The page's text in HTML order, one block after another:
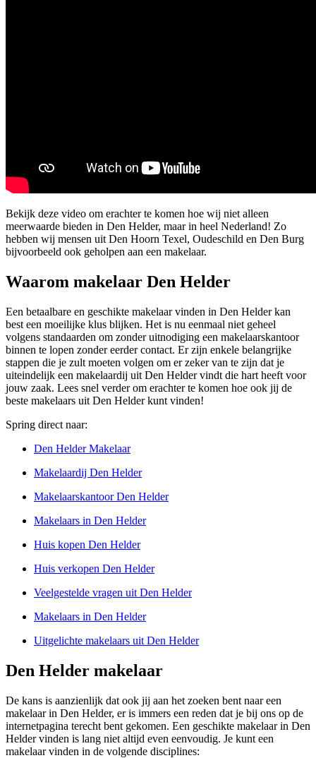
Bekijk deze video om erachter te komen hoe wij niet alleen
meerwaarde bieden in Den Helder, maar in heel Nederland! Zo
hebben wij mensen uit Den Hoorn Texel, Oudeschild en Den Burg
bijvoorbeeld ook geholpen aan een makelaar.
Waarom makelaar Den Helder
Een betaalbare en geschikte makelaar vinden in Den Helder kan
best een moeilijke klus blijken. Het is nu eenmaal niet geheel
volgens standaarden om zonder uitnodiging een makelaarskantoor
binnen te lopen zonder eerder contact. Er zijn enkele belangrijke
stappen die je zult moeten volgen om er zeker van te zijn dat je
uiteindelijk een makelaardij uit Den Helder vindt die hart heeft voor
jouw zaak. Lees snel verder om erachter te komen hoe ook jij de
beste makelaars uit Den Helder kunt vinden!
Spring direct naar:
Den Helder Makelaar
Makelaardij Den Helder
Makelaarskantoor Den Helder
Makelaars in Den Helder
Huis kopen Den Helder
Huis verkopen Den Helder
Veelgestelde vragen uit Den Helder
Makelaars in Den Helder
Uitgelichte makelaars uit Den Helder
Den Helder makelaar
De kans is aanzienlijk dat ook jij aan het zoeken bent naar een
makelaar in Den Helder, er is immers een reden dat je bij ons op de
internetpagina terecht bent gekomen. Een geschikte makelaar in Den
Helder vinden is lang niet altijd even eenvoudig. Je kunt een
makelaar vinden in de volgende disciplines: